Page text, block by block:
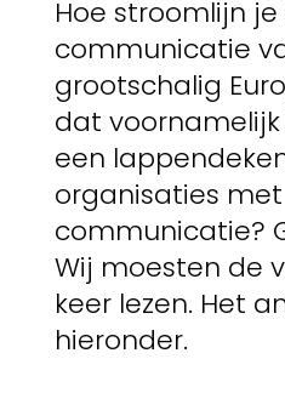
Hoe stroomlijn
communicatie
grootschalig
dat
een
organisaties
communicatie?
Wij moesten de
keer lezen. Het
hieronder.